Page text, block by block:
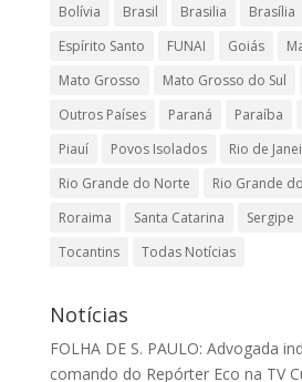
Bolívia
Brasil Brasilia Brasília
Espírito Santo
FUNAI Goiás
Mato Grosso
Mato Grosso do Sul
Outros Países
Paraná Paraíba
Piauí
Povos Isolados
Rio de
Rio Grande do Norte
Rio Grande
Roraima
Santa Catarina Sergipe
Tocantins
Todas Notícias
Notícias
FOLHA DE S. PAULO: Advogada
comando do Repórter Eco na TV